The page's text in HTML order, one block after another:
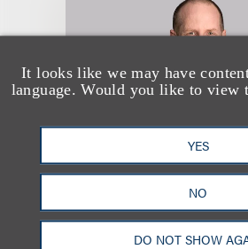
It looks like we may have
language. Would you like to view
YES
NO
DO NOT SHOW
Ryan T. Court